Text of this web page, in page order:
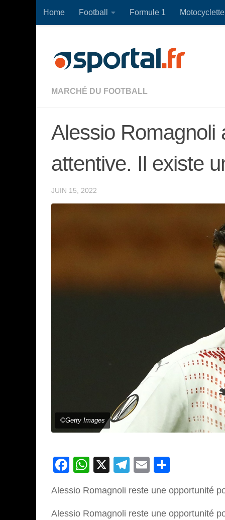
Skip to content
Home Football Formule 1 Motocyclette
MARCHÉ DU FOOTBALL
Alessio Romagnoli
attentive. Il existe
JUIN 15, 2022
©Getty Images
Facebook
WhatsApp
X Telegram
Email
Alessio Romagnoli reste une opportunité
Alessio Romagnoli reste une opportunité